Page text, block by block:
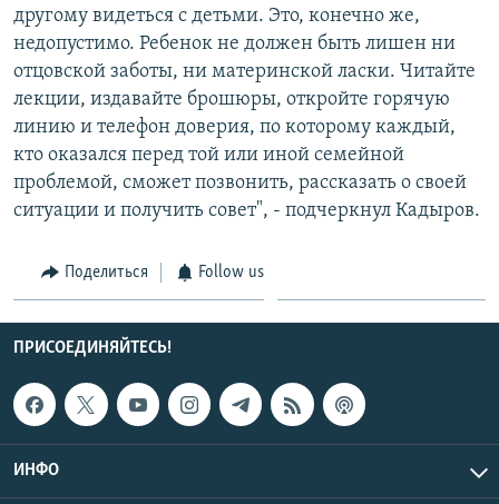
другому видеться с детьми. Это, конечно же,
недопустимо. Ребенок не должен быть лишен ни
отцовской заботы, ни материнской ласки. Читайте
лекции, издавайте брошюры, откройте горячую
линию и телефон доверия, по которому каждый,
кто оказался перед той или иной семейной
проблемой, сможет позвонить, рассказать о своей
ситуации и получить совет", - подчеркнул Кадыров.
Поделиться Follow us
ПРИСОЕДИНЯЙТЕСЬ!
ИНФО